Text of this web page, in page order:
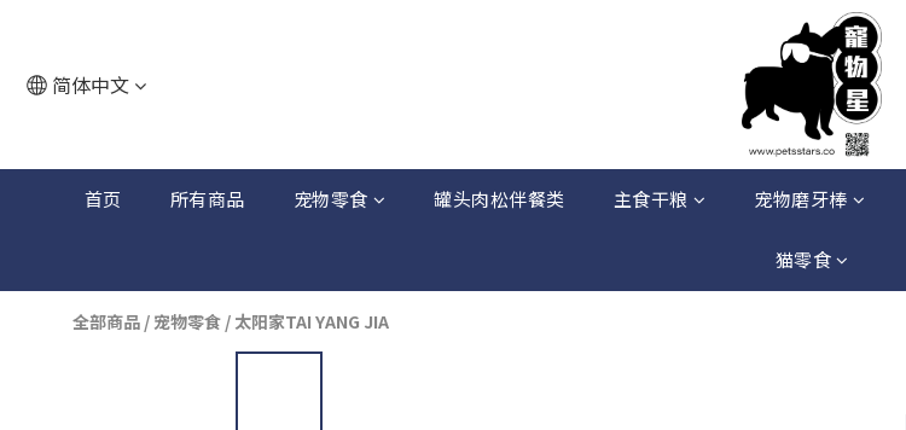
简体中文
首页 所有商品 宠物零食 罐头肉松伴餐类 主食干粮 宠物磨牙棒
猫零食
全部商品 / 宠物零食 / 太阳家TAI YANG JIA